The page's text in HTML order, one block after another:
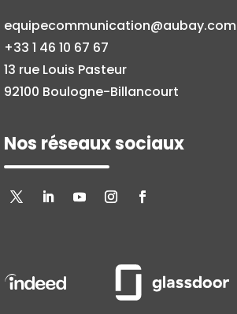
equipecommunication@aubay.com
+33 1 46 10 67 67
13 rue Louis Pasteur
92100 Boulogne-Billancourt
Nos réseaux sociaux